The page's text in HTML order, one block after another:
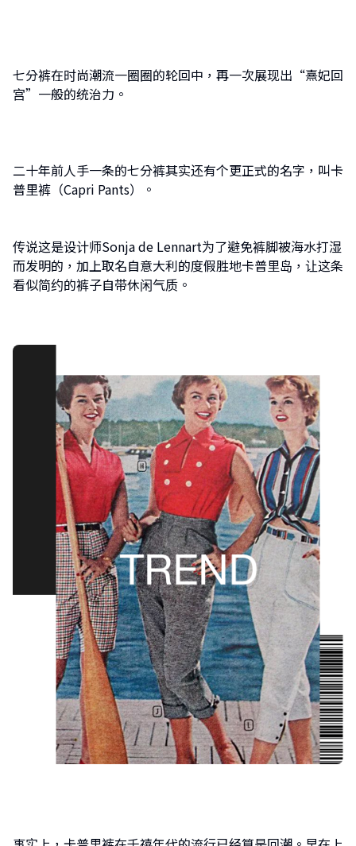
七分裤在时尚潮流一圈圈的轮回中，再一次展现出“熹妃回
宫”一般的统治力。
二十年前人手一条的七分裤其实还有个更正式的名字，叫卡
普里裤（Capri Pants）。
传说这是设计师Sonja de Lennart为了避免裤脚被海水打湿
而发明的，加上取名自意大利的度假胜地卡普里岛，让这条
看似简约的裤子自带休闲气质。